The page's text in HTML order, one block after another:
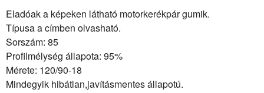
Eladóak a képeken látható motorkerékpár gumik.
Típusa a címben olvasható.
Sorszám: 85
Profilmélység állapota: 95%
Mérete: 120/90-18
Mindegyik hibátlan,javításmentes állapotú.